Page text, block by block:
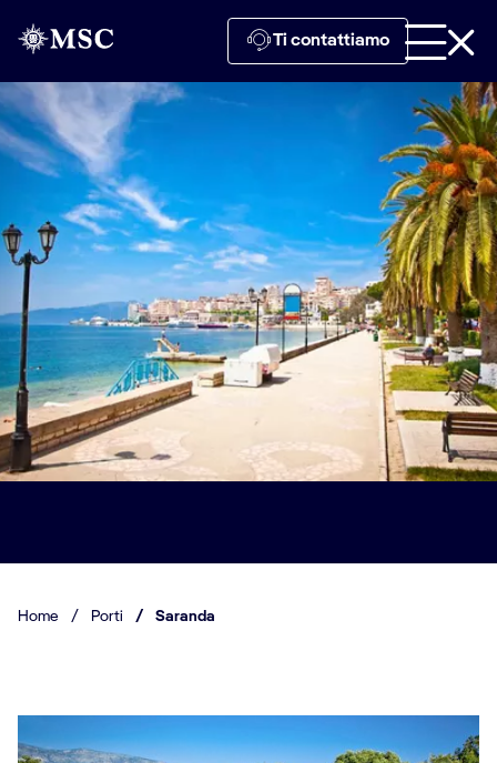
Ti contattiamo
Home / Porti / Saranda